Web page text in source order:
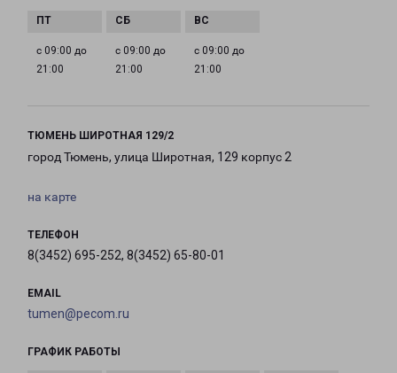
с 09:00 до
21:00
с 09:00 до
21:00
с 09:00 до
21:00
ТЮМЕНЬ ШИРОТНАЯ 129/2
город Тюмень, улица Широтная, 129 корпус 2
на карте
ТЕЛЕФОН
8(3452) 695-252, 8(3452) 65-80-01
EMAIL
tumen@pecom.ru
ГРАФИК РАБОТЫ